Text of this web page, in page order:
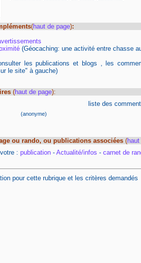
(haut de page):
(Géocaching: une activité entre chasse
les publications et blogs , les
le site" à gauche)
(haut de page):
liste des
(anonyme)
ou rando, ou publications associées(haut
: publication- Actualité/infos - carnet de
pour cette rubrique et les critères demandés